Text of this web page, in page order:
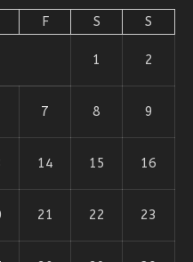
F S S
1 2
7 8 9
14 15 16
21 22 23